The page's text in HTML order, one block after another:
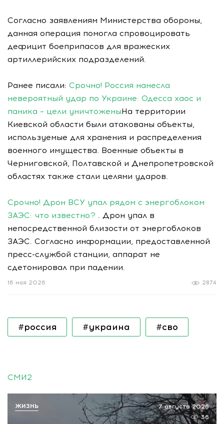
Согласно заявлениям Министерства обороны,
данная операция помогла спровоцировать
дефицит боеприпасов для вражеских
артиллерийских подразделений.
Ранее писали: Срочно! Россия нанесла
невероятный удар по Украине: Одесса хаос и
паника – цели уничтоженыНа территории
Киевской области были атакованы объекты,
используемые для хранения и распределения
военного имущества. Военные объекты в
Черниговской, Полтавской и Днепропетровской
областях также стали целями ударов.
Срочно! Дрон ВСУ упал рядом с энергоблоком
ЗАЭС: что известно? . Дрон упал в
непосредственной близости от энергоблоков
ЗАЭС. Согласно информации, предоставленной
пресс-службой станции, аппарат не
сдетонировал при падении.
2874
16 мая 2026
#россия #украина #сво
СМИ2
7 августа 2026
36
ЖИЗНЬ